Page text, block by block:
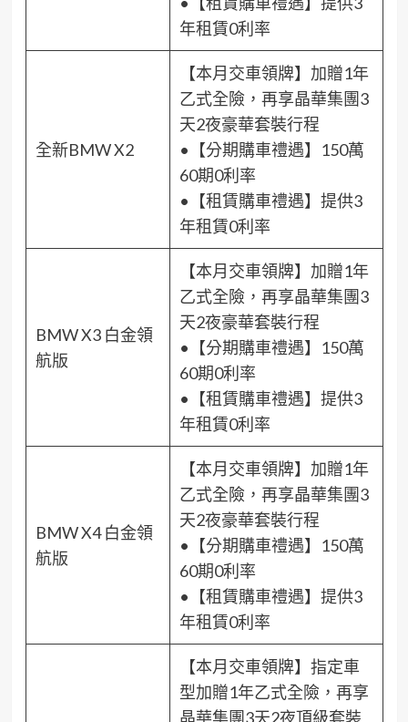
年租賃0利率
全新BMW X2
【本月交車領牌】加贈1年
乙式全險，再享晶華集團3
天2夜豪華套裝行程
•【分期購車禮遇】150萬
60期0利率
•【租賃購車禮遇】提供3
年租賃0利率
BMW X3 白金領
航版
【本月交車領牌】加贈1年
乙式全險，再享晶華集團3
天2夜豪華套裝行程
•【分期購車禮遇】150萬
60期0利率
•【租賃購車禮遇】提供3
年租賃0利率
BMW X4 白金領
航版
【本月交車領牌】加贈1年
乙式全險，再享晶華集團3
天2夜豪華套裝行程
•【分期購車禮遇】150萬
60期0利率
•【租賃購車禮遇】提供3
年租賃0利率
【本月交車領牌】指定車
型加贈1年乙式全險，再享
晶華集團3天2夜頂級套裝